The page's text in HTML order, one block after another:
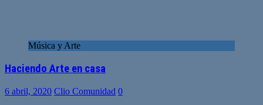
Música y Arte
Haciendo Arte en casa
6 abril, 2020 Clio Comunidad 0